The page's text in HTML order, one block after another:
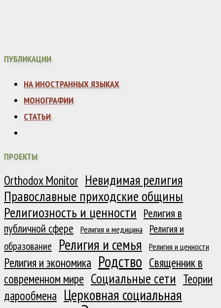
ПУБЛИКАЦИИ
НА ИНОСТРАННЫХ ЯЗЫКАХ
МОНОГРАФИИ
СТАТЬИ
ПРОЕКТЫ
Orthodox Monitor Невидимая религия
Православные приходские общины
Религиозность и ценности Религия в
публичной сфере
Религия и медицина
Религия и
образование
Религия и семья Религия и ценности
Религия и экономика Родство Священник в
современном мире Социальные сети Теории
дарообмена Церковная социальная